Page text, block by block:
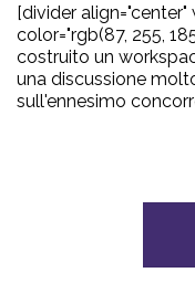
[divider align="center"
color="rgb(87, 255,
costruito un
una discussione
sull'ennesimo